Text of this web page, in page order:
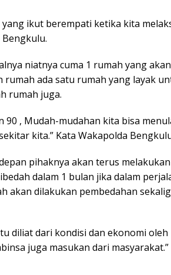
ikut berempati ketika kita
Bengkulu.
niatnya cuma 1 rumah yang akan
ada satu rumah yang layak
rumah juga.
90 , Mudah-mudahan kita bisa
kita.” Kata Wakapolda
pihaknya akan terus
dalam 1 bulan jika dalam
akan dilakukan pembedahan
diliat dari kondisi dan ekonomi oleh
juga masukan dari masyarakat.”